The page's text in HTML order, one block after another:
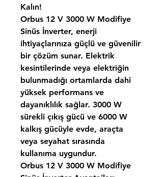
Kalın!
Orbus 12 V 3000 W Modifiye
Sinüs İnverter, enerji
ihtiyaçlarınıza güçlü ve güvenilir
bir çözüm sunar. Elektrik
kesintilerinde veya elektriğin
bulunmadığı ortamlarda dahi
yüksek performans ve
dayanıklılık sağlar. 3000 W
sürekli çıkış gücü ve 6000 W
kalkış gücüyle evde, araçta
veya seyahat sırasında
kullanıma uygundur.
Orbus 12 V 3000 W Modifiye